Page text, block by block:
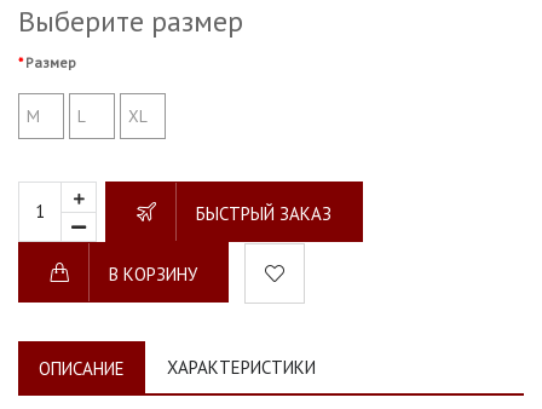
Выберите размер
Размер
M L XL
БЫСТРЫЙ ЗАКАЗ
В КОРЗИНУ
ОПИСАНИЕ ХАРАКТЕРИСТИКИ